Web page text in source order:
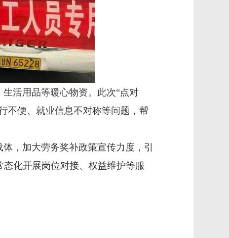
活用品等暖心物资。此次“点对
不便、就业信息不对称等问题，帮
，加大劳务奖补政策宣传力度，引
化开展岗位对接、权益维护等服